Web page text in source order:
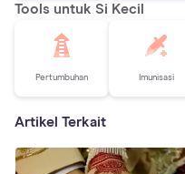
Tools untuk Si Kecil
Pertumbuhan Imunisasi
Artikel Terkait